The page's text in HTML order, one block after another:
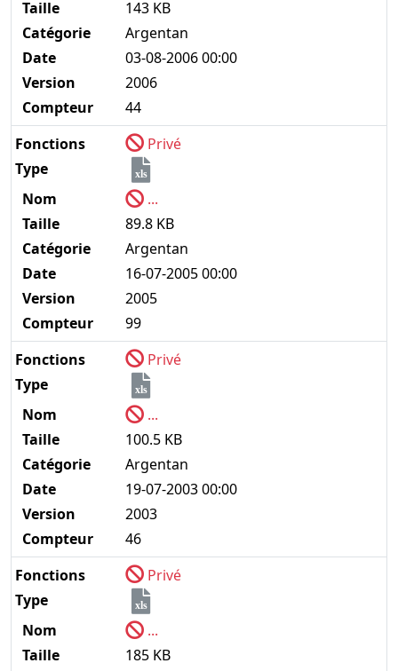
Taille
143 KB
Catégorie
Argentan
Date
03-08-2006 00:00
Version
2006
Compteur
44
Fonctions
Privé
Type
xls
Nom
...
Taille
89.8 KB
Catégorie
Argentan
Date
16-07-2005 00:00
Version
2005
Compteur
99
Fonctions
Privé
Type
xls
Nom
...
Taille
100.5 KB
Catégorie
Argentan
Date
19-07-2003 00:00
Version
2003
Compteur
46
Fonctions
Privé
Type
xls
Nom
...
Taille
185 KB